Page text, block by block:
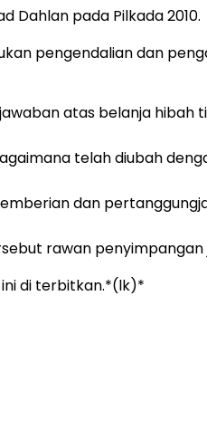
Dahlan pada Pilkada 2010.
pengendalian dan
atas belanja hibah
telah diubah
dan
rawan penyimpangan
di terbitkan.*(lk)*